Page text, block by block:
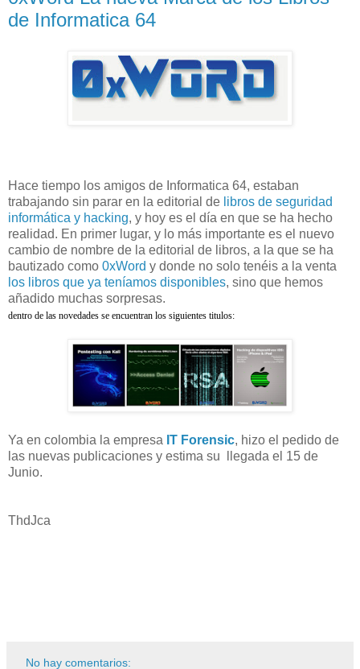
de Informatica 64
Hace tiempo los amigos de Informatica 64, estaban
trabajando sin parar en la editorial de libros de seguridad
informática y hacking, y hoy es el día en que se ha hecho
realidad. En primer lugar, y lo más importante es el nuevo
cambio de nombre de la editorial de libros, a la que se ha
bautizado como 0xWord y donde no solo tenéis a la venta
los libros que ya teníamos disponibles, sino que hemos
añadido muchas sorpresas.
dentro de las novedades se encuentran los siguientes titulos:
Ya en colombia la empresa IT Forensic, hizo el pedido de
las nuevas publicaciones y estima su llegada el 15 de
Junio.
ThdJca
No hay comentarios: